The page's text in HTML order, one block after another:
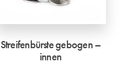
Streifenbürste gebogen –
innen